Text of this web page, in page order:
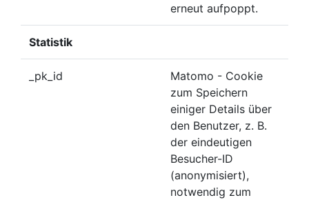
erneut aufpoppt.
Statistik
_pk_id
Matomo - Cookie
zum Speichern
einiger Details über
den Benutzer, z. B.
der eindeutigen
Besucher-ID
(anonymisiert),
notwendig zum